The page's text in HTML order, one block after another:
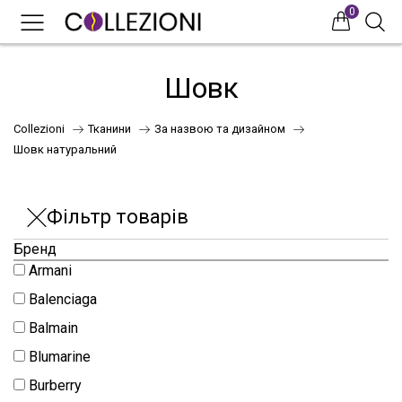
0
НОВИНКИ
Шовк
Collezioni Тканини
За назвою та дизайном
Шовк натуральний
Фільтр товарів
Бренд
Armani
Balenciaga
Balmain
Blumarine
Burberry